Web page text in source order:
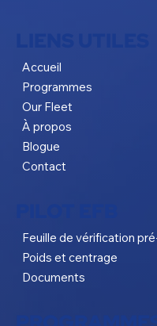
Accueil
Programmes
Our Fleet
À propos
Blogue
Contact
Feuille de vérification
Poids et centrage
Documents